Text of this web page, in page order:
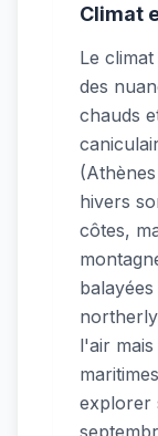
Climat
Le
des
chauds
hivers
côtes,
l'air
explorer